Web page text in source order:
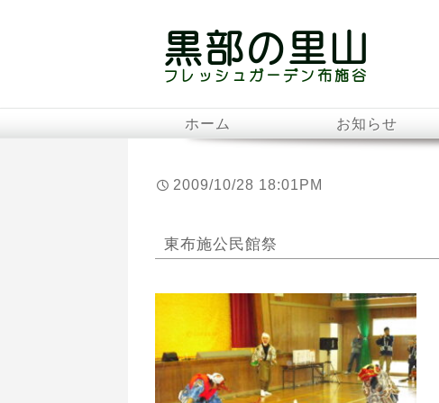
ホーム お知らせ
2009/10/28 18:01PM
東布施公民館祭